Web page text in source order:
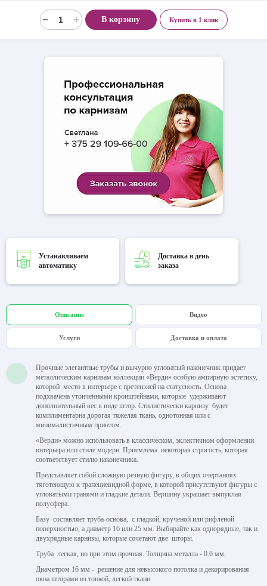
В корзину Купить в 1 клик
Устанавливаем
автоматику
Доставка в день
заказа
Описание Видео
Услуги Доставка и оплата
Прочные элегантные трубы и вычурно угловатый наконечник придает
металлическим карнизам коллекции «Верди» особую ампирную эстетику,
которой место в интерьере с претензией на статусность. Основа
подхвачена утонченными кронштейнами, которые удерживают
дополнительный вес в виде штор. Стилистически карнизу будет
комплиментарна дорогая тяжелая ткань, однотонная или с
минималистичным принтом.
«Верди» можно использовать в классическом, эклектичном оформлении
интерьера или стиле модерн. Приемлема некоторая строгость, которая
соответствует стилю наконечника.
Представляет собой сложную резную фигуру, в общих очертаниях
тяготеющую к трапециевидной форме, в которой присутствуют фигуры с
угловатыми гранями и гладкие детали. Вершину украшает выпуклая
полусфера.
Базу составляет труба-основа, с гладкой, крученой или рифленой
поверхностью, а диаметр 16 или 25 мм. Выбирайте как однорядные, так и
двухрядные карнизы, которые сочетают две шторы.
Труба легкая, но при этом прочная. Толщина металла - 0.6 мм.
Диаметром 16 мм - решение для невысокого потолка и декорирования
окна шторами из тонкой, легкой ткани.